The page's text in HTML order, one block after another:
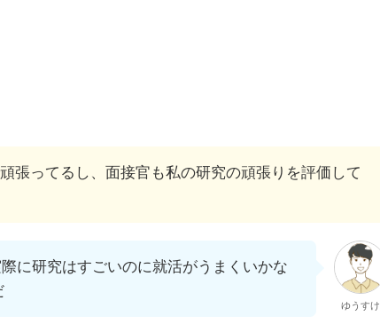
張ってるし、面接官も私の研究の頑張りを評価して
に研究はすごいのに就活がうまくいかな
ゆうすけ